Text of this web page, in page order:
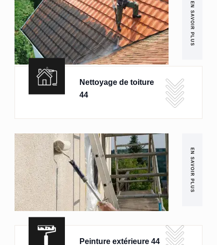
EN SAVOIR PLUS
Nettoyage de toiture
44
EN SAVOIR PLUS
Peinture extérieure 44